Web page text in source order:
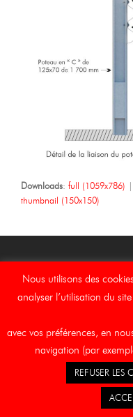
Downloads: full (1059x786) |
thumbnail (150x150)
Copyright Asebal
Acuriel
Avis
Nous utilisons des
analyser l’utilisation du
avec vos préférences, en
navigation (par
REFUSER LES